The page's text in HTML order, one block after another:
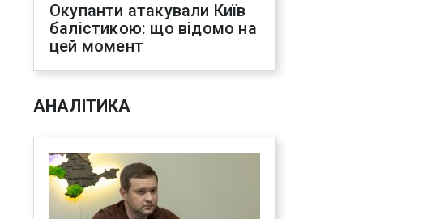
Окупанти атакували Київ
балістикою: що відомо на
цей момент
АНАЛІТИКА